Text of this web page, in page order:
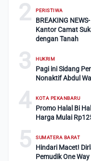
2 PERISTIWA
BREAKING
Kantor Camat
dengan Tanah
3 HUKRIM
Pagi ini Sidang
Nonaktif Abdul
4 KOTA PEKANBARU
Promo Halal Bi
Harga Mulai
5 SUMATERA BARAT
Hindari Macet!
Pemudik One